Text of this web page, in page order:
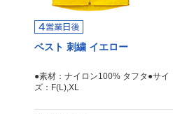
ベスト 刺繍 イエロー
●素材：ナイロン100% タフタ●サイ
ズ：F(L),XL